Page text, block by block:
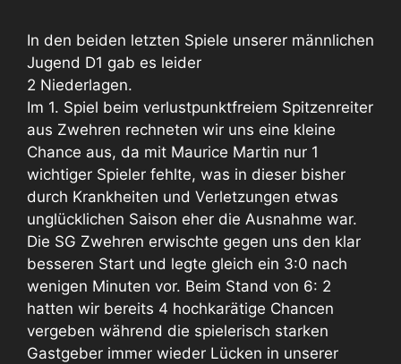
In den beiden letzten Spiele unserer männlichen
Jugend D1 gab es leider
2 Niederlagen.
Im 1. Spiel beim verlustpunktfreiem Spitzenreiter
aus Zwehren rechneten wir uns eine kleine
Chance aus, da mit Maurice Martin nur 1
wichtiger Spieler fehlte, was in dieser bisher
durch Krankheiten und Verletzungen etwas
unglücklichen Saison eher die Ausnahme war.
Die SG Zwehren erwischte gegen uns den klar
besseren Start und legte gleich ein 3:0 nach
wenigen Minuten vor. Beim Stand von 6: 2
hatten wir bereits 4 hochkarätige Chancen
vergeben während die spielerisch starken
Gastgeber immer wieder Lücken in unserer